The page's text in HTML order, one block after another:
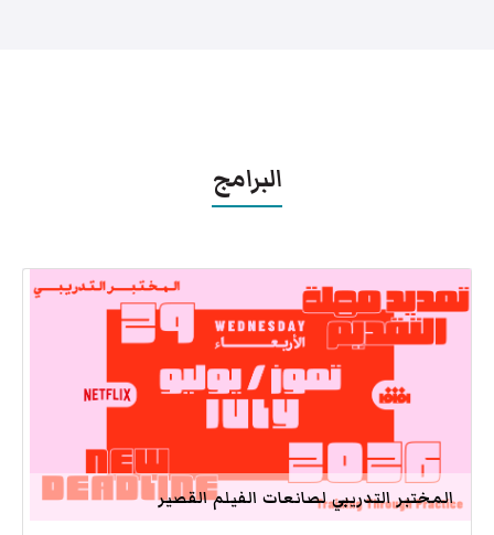
البرامج
المختبر التدريبي لصانعات الفيلم القصير